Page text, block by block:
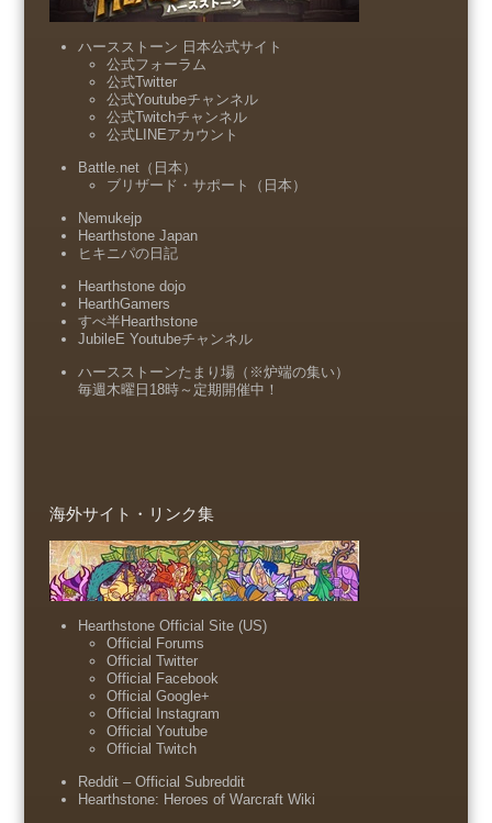
ハースストーン 日本公式サイト
公式フォーラム
公式Twitter
公式Youtubeチャンネル
公式Twitchチャンネル
公式LINEアカウント
Battle.net（日本）
ブリザード・サポート（日本）
Nemukejp
Hearthstone Japan
ヒキニパの日記
Hearthstone dojo
HearthGamers
すべ半Hearthstone
JubileE Youtubeチャンネル
ハースストーンたまり場（※炉端の集い）
毎週木曜日18時～定期開催中！
海外サイト・リンク集
Hearthstone Official Site (US)
Official Forums
Official Twitter
Official Facebook
Official Google+
Official Instagram
Official Youtube
Official Twitch
Reddit – Official Subreddit
Hearthstone: Heroes of Warcraft Wiki